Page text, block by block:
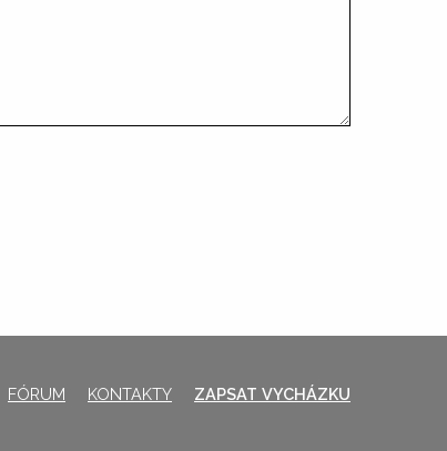
FÓRUM KONTAKTY ZAPSAT VYCHÁZKU